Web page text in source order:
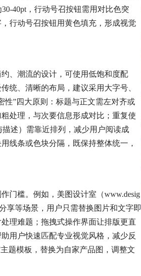
40pt，行动号召按钮需用对比色突
行动号召按钮用黄色填充，形成视觉
、潮流的设计，可使用低饱和度配
统、清晰的布局，建议采用大字号、
性”四大原则：标题与正文需左对齐或
处理，与次要信息形成对比；重复使
述）需靠近排列，减少用户阅读成
线条或色块分隔，既保持整体统一，
门槛。例如，美图设计室（www.desig
享等场景，用户只需替换图片和文字即
理难题；拖拽式操作界面让排版更直
用户快速匹配专业视觉风格，减少反
题模板，替换为自家产品图，调整文